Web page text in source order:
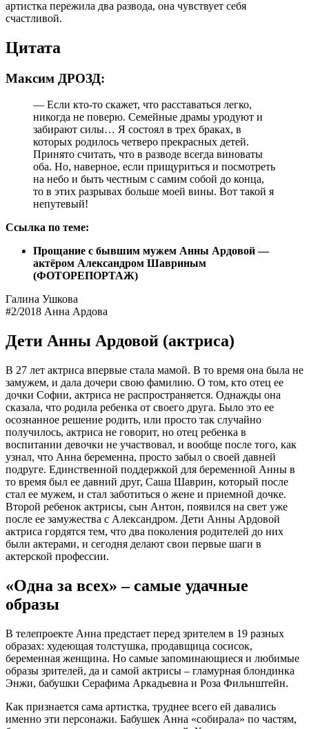
артистка пережила два развода, она чувствует себя
счастливой.
Цитата
Максим ДРОЗД:
— Если кто-то скажет, что расставаться легко,
никогда не поверю. Семейные драмы уродуют и
забирают силы… Я состоял в трех браках, в
которых родилось четверо прекрасных детей.
Принято считать, что в разводе всегда виноваты
оба. Но, наверное, если прищуриться и посмотреть
на небо и быть честным с самим собой до конца,
то в этих разрывах больше моей вины. Вот такой я
непутевый!
Ссылка по теме:
Прощание с бывшим мужем Анны Ардовой —
актёром Александром Шавриным
(ФОТОРЕПОРТАЖ)
Галина Ушкова
#2/2018 Анна Ардова
Дети Анны Ардовой (актриса)
В 27 лет актриса впервые стала мамой. В то время она была не
замужем, и дала дочери свою фамилию. О том, кто отец ее
дочки Софии, актриса не распространяется. Однажды она
сказала, что родила ребенка от своего друга. Было это ее
осознанное решение родить, или просто так случайно
получилось, актриса не говорит, но отец ребенка в
воспитании девочки не участвовал, и вообще после того, как
узнал, что Анна беременна, просто забыл о своей давней
подруге. Единственной поддержкой для беременной Анны в
то время был ее давний друг, Саша Шаврин, который после
стал ее мужем, и стал заботиться о жене и приемной дочке.
Второй ребенок актрисы, сын Антон, появился на свет уже
после ее замужества с Александром. Дети Анны Ардовой
актриса гордятся тем, что два поколения родителей до них
были актерами, и сегодня делают свои первые шаги в
актерской профессии.
«Одна за всех» – самые удачные
образы
В телепроекте Анна предстает перед зрителем в 19 разных
образах: худеющая толстушка, продавщица сосисок,
беременная женщина. Но самые запоминающиеся и любимые
образы зрителей, да и самой актрисы – гламурная блондинка
Энжи, бабушки Серафима Аркадьевна и Роза Фильнштейн.
Как признается сама артистка, труднее всего ей давались
именно эти персонажи. Бабушек Анна «собирала» по частям,